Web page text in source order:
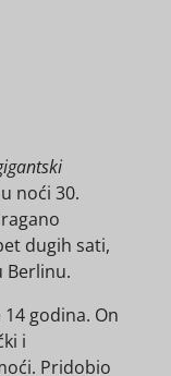
noći 30.
dugih sati,
Berlinu.
godina. On
i
Pridobio